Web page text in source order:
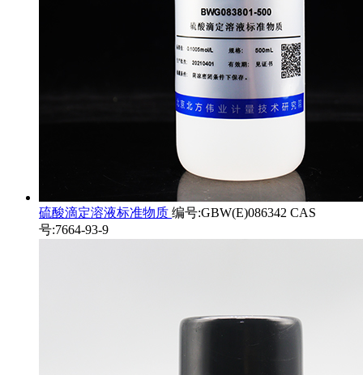
硫酸滴定溶液标准物质 编号:GBW(E)086342 CAS
号:7664-93-9